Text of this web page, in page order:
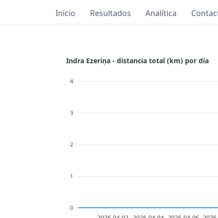
Inicio Resultados Analítica
Indra Ezeriņa - distancia total (km) por día
4
3
2
1
0